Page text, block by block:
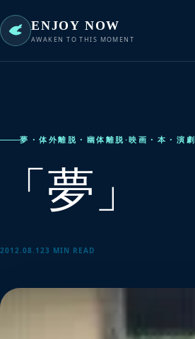
ENJOY NOW
AWAKEN TO THIS MOMENT
夢・体外離脱・幽体離脱·映画・本・演劇
「夢」
2012.08.123 MIN READ